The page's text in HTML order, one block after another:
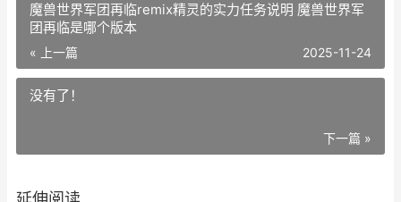
魔兽世界军团再临remix精灵的实力任务说明 魔兽世界军
团再临是哪个版本
« 上一篇 2025-11-24
没有了！
下一篇 »